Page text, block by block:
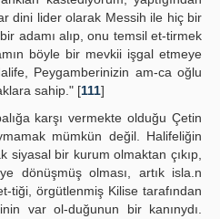
dini lider olarak Messih ile hiç bir
adamı alıp, onu temsil et-tirmek
böyle bir mevkii işgal etmeye
Peygamberinizin am-ca oğlu
sahip." [111]
karşı vermekte olduğu Çetin
mümkün değil. Halifeliğin
siyasal bir kurum olmaktan çıkıp,
dönüşmüş olması, artık isla.n
tiği, örgütlenmiş Kilise tarafından
var ol-duğunun bir kanınydı.